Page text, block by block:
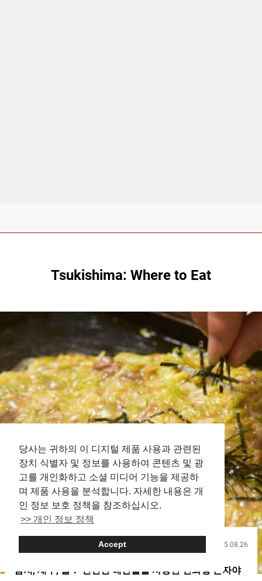
당사는 귀하의 이 디지털 제품 사용과 관련된
장치 식별자 및 정보를 사용하여 콘텐츠 및 광
고를 개인화하고 소셜 미디어 기능을 제공하
며 제품 사용을 분석합니다. 자세한 내용은 개
인 정보 보호 정책을 참조하십시오.
>> 개인 정보 정책
Accept
Tsukishima: Where to Eat
2025.08.26
참치, 새우, 굴！ 신선한 해산물을 사용한 진화형 몬자야